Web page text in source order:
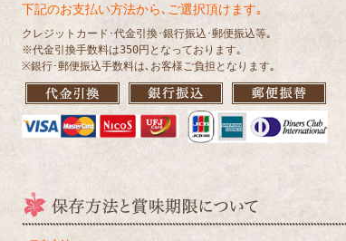
下記のお支払い方法から､ご選択頂けます｡
クレジットカード･代金引換･銀行振込･郵便振込等｡
※代金引換手数料は350円となっております｡
※銀行･郵便振込手数料は､お客様ご負担となります｡